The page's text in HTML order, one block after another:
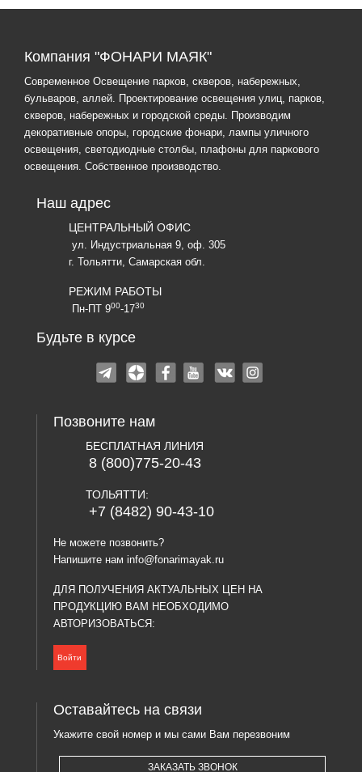
Компания "ФОНАРИ МАЯК"
Современное Освещение парков, скверов, набережных,
бульваров, аллей. Проектирование освещения улиц, парков,
скверов, набережных и городской среды. Производим
декоративные опоры, городские фонари, лампы уличного
освещения, светодиодные столбы, плафоны для паркового
освещения. Собственное производство.
Наш адрес
ЦЕНТРАЛЬНЫЙ ОФИС
ул. Индустриальная 9, оф. 305
г. Тольятти, Самарская обл.
РЕЖИМ РАБОТЫ
Пн-ПТ 900-1730
Будьте в курсе
Позвоните нам
БЕСПЛАТНАЯ ЛИНИЯ
8 (800)775-20-43
ТОЛЬЯТТИ:
+7 (8482) 90-43-10
Не можете позвонить?
Напишите нам info@fonarimayak.ru
ДЛЯ ПОЛУЧЕНИЯ АКТУАЛЬНЫХ ЦЕН НА
ПРОДУКЦИЮ ВАМ НЕОБХОДИМО
АВТОРИЗОВАТЬСЯ:
Войти
Оставайтесь на связи
Укажите свой номер и мы сами Вам перезвоним
ЗАКАЗАТЬ ЗВОНОК